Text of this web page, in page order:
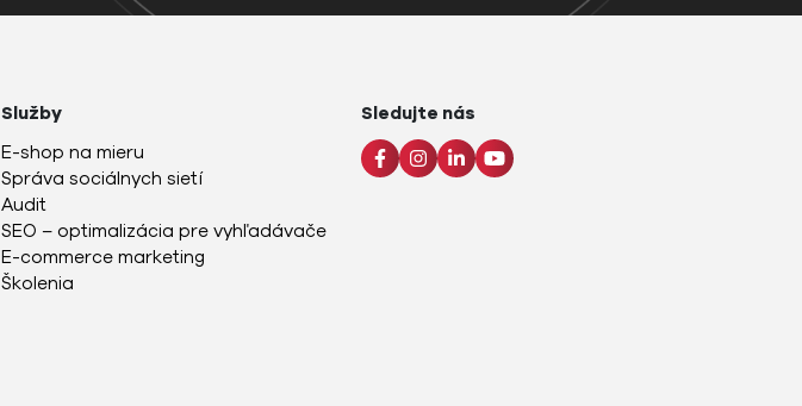
Služby
E-shop na mieru
Správa sociálnych sietí
Audit
SEO – optimalizácia pre vyhľadávače
E-commerce marketing
Školenia
Sledujte nás